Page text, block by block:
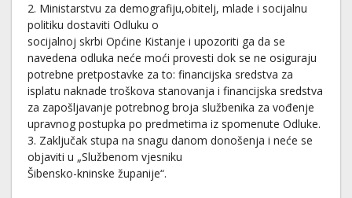
2. Ministarstvu za demografiju,obitelj, mlade i socijalnu
politiku dostaviti Odluku o
socijalnoj skrbi Općine Kistanje i upozoriti ga da se
navedena odluka neće moći provesti dok se ne osiguraju
potrebne pretpostavke za to: financijska sredstva za
isplatu naknade troškova stanovanja i financijska sredstva
za zapošljavanje potrebnog broja službenika za vođenje
upravnog postupka po predmetima iz spomenute Odluke.
3. Zaključak stupa na snagu danom donošenja i neće se
objaviti u „Službenom vjesniku
Šibensko-kninske županije“.